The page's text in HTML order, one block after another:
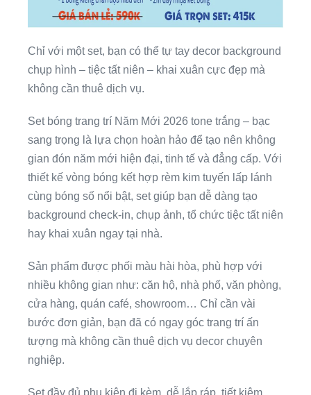
Chỉ với một set, bạn có thể tự tay decor background
chụp hình – tiệc tất niên – khai xuân cực đẹp mà
không cần thuê dịch vụ.
Set bóng trang trí Năm Mới 2026 tone trắng – bạc
sang trọng là lựa chọn hoàn hảo để tạo nên không
gian đón năm mới hiện đại, tinh tế và đẳng cấp. Với
thiết kế vòng bóng kết hợp rèm kim tuyến lấp lánh
cùng bóng số nổi bật, set giúp bạn dễ dàng tạo
background check-in, chụp ảnh, tổ chức tiệc tất niên
hay khai xuân ngay tại nhà.
Sản phẩm được phối màu hài hòa, phù hợp với
nhiều không gian như: căn hộ, nhà phố, văn phòng,
cửa hàng, quán café, showroom… Chỉ cần vài
bước đơn giản, bạn đã có ngay góc trang trí ấn
tượng mà không cần thuê dịch vụ decor chuyên
nghiệp.
Set đầy đủ phụ kiện đi kèm, dễ lắp ráp, tiết kiệm